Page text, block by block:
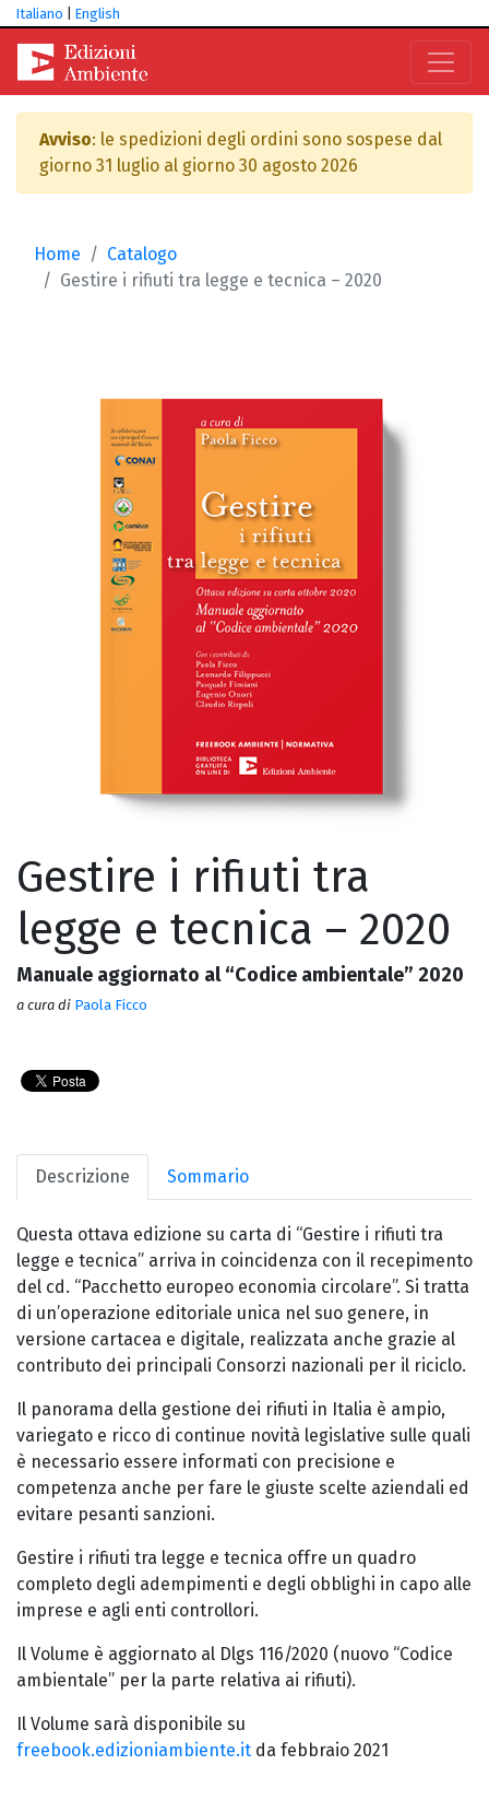
Italiano English
Avviso: le spedizioni degli ordini sono sospese dal
giorno 31 luglio al giorno 30 agosto 2026
Home
Catalogo
Gestire i rifiuti tra legge e tecnica – 2020
Gestire i rifiuti tra
legge e tecnica – 2020
Manuale aggiornato al “Codice ambientale” 2020
a cura di Paola Ficco
Descrizione Sommario
Questa ottava edizione su carta di “Gestire i rifiuti tra
legge e tecnica” arriva in coincidenza con il recepimento
del cd. “Pacchetto europeo economia circolare”. Si tratta
di un’operazione editoriale unica nel suo genere, in
versione cartacea e digitale, realizzata anche grazie al
contributo dei principali Consorzi nazionali per il riciclo.
Il panorama della gestione dei rifiuti in Italia è ampio,
variegato e ricco di continue novità legislative sulle quali
è necessario essere informati con precisione e
competenza anche per fare le giuste scelte aziendali ed
evitare pesanti sanzioni.
Gestire i rifiuti tra legge e tecnica offre un quadro
completo degli adempimenti e degli obblighi in capo alle
imprese e agli enti controllori.
Il Volume è aggiornato al Dlgs 116/2020 (nuovo “Codice
ambientale” per la parte relativa ai rifiuti).
Il Volume sarà disponibile su
freebook.edizioniambiente.it da febbraio 2021